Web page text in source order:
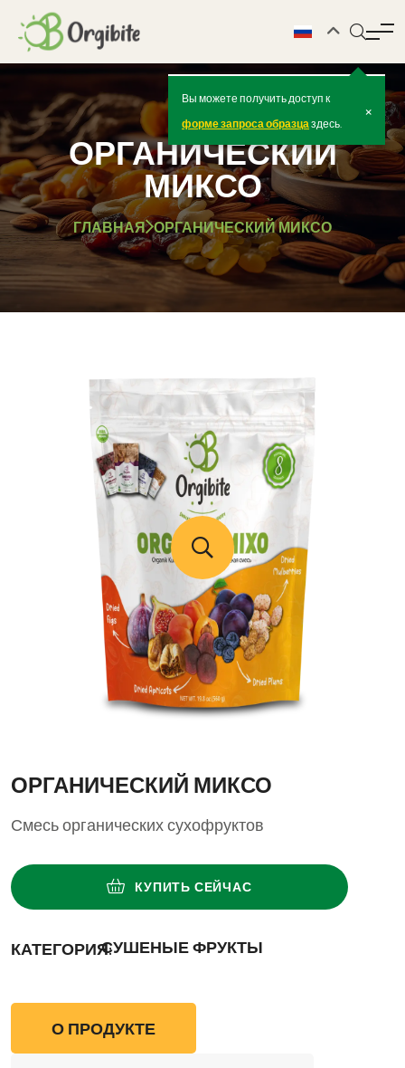
Вы можете получить доступ к
форме запроса образца здесь.
×
ОРГАНИЧЕСКИЙ
МИКСО
ГЛАВНАЯ ОРГАНИЧЕСКИЙ МИКСО
ОРГАНИЧЕСКИЙ МИКСО
Смесь органических сухофруктов
КУПИТЬ СЕЙЧАС
КАТЕГОРИЯ:СУШЕНЫЕ ФРУКТЫ
О ПРОДУКТЕ